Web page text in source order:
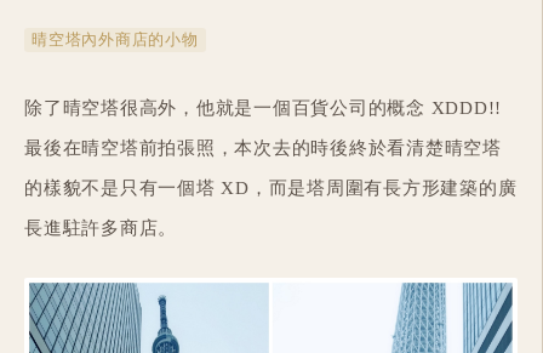
晴空塔內外商店的小物
除了晴空塔很高外，他就是一個百貨公司的概念 XDDD!!
最後在晴空塔前拍張照，本次去的時後終於看清楚晴空塔
的樣貌不是只有一個塔 XD，而是塔周圍有長方形建築的廣
長進駐許多商店。